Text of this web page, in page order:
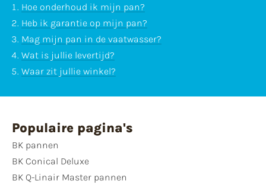
Hoe onderhoud ik mijn pan?
Heb ik garantie op mijn pan?
Mag mijn pan in de vaatwasser?
Wat is jullie levertijd?
Waar zit jullie winkel?
Populaire pagina's
BK pannen
BK Conical Deluxe
BK Q-Linair Master pannen